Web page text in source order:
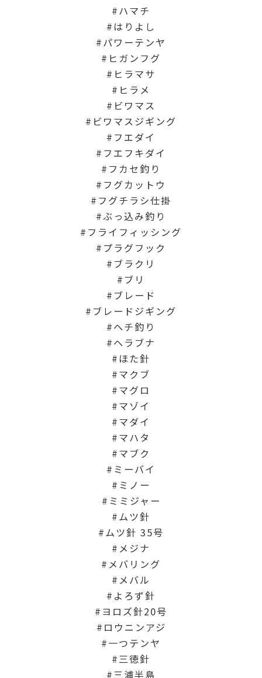
ハマチ
はりよし
パワーテンヤ
ヒガンフグ
ヒラマサ
ヒラメ
ビワマス
ビワマスジギング
フエダイ
フエフキダイ
フカセ釣り
フグカットウ
フグチラシ仕掛
ぶっ込み釣り
フライフィッシング
プラグフック
ブラクリ
ブリ
ブレード
ブレードジギング
ヘチ釣り
ヘラブナ
ほた針
マクブ
マグロ
マゾイ
マダイ
マハタ
マブク
ミーバイ
ミノー
ミミジャー
ムツ針
ムツ針 35号
メジナ
メバリング
メバル
よろず針
ヨロズ針20号
ロウニンアジ
一つテンヤ
三徳針
三浦半島